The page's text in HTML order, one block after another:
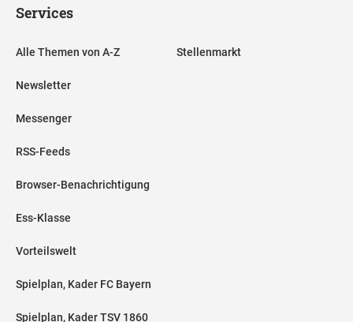
Services
Alle Themen von A-Z
Newsletter
Messenger
RSS-Feeds
Browser-Benachrichtigung
Ess-Klasse
Vorteilswelt
Spielplan, Kader FC Bayern
Spielplan, Kader TSV 1860
Stellenmarkt